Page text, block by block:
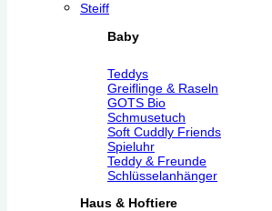
Steiff
Baby
Teddys
Greiflinge & Raseln
GOTS Bio
Schmusetuch
Soft Cuddly Friends
Spieluhr
Teddy & Freunde
Schlüsselanhänger
Haus & Hoftiere